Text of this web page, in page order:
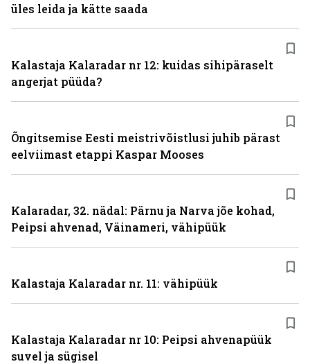
üles leida ja kätte saada
Kalastaja Kalaradar nr 12: kuidas sihipäraselt
angerjat püüda?
Õngitsemise Eesti meistrivõistlusi juhib pärast
eelviimast etappi Kaspar Mooses
Kalaradar, 32. nädal: Pärnu ja Narva jõe kohad,
Peipsi ahvenad, Väinameri, vähipüük
Kalastaja Kalaradar nr. 11: vähipüük
Kalastaja Kalaradar nr 10: Peipsi ahvenapüük
suvel ja sügisel